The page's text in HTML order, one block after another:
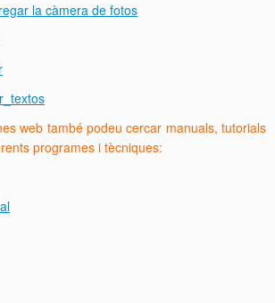
la càmera de fotos
web també podeu cercar manuals, tutorials
programes i tècniques: